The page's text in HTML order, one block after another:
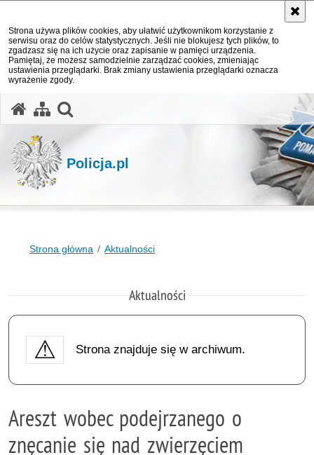
Strona używa plików cookies, aby ułatwić użytkownikom korzystanie z
serwisu oraz do celów statystycznych. Jeśli nie blokujesz tych plików, to
zgadzasz się na ich użycie oraz zapisanie w pamięci urządzenia.
Pamiętaj, że możesz samodzielnie zarządzać cookies, zmieniając
ustawienia przeglądarki. Brak zmiany ustawienia przeglądarki oznacza
wyrażenie zgody.
Policja.pl
Strona główna Aktualności
Aktualności
Strona znajduje się w archiwum.
Areszt wobec podejrzanego o
znęcanie się nad zwierzęciem